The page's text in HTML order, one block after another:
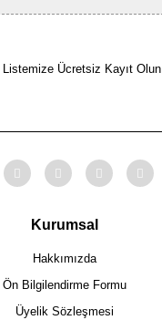
Listemize Ücretsiz Kayıt Olun
Kurumsal
Hakkımızda
Ön Bilgilendirme Formu
Üyelik Sözleşmesi